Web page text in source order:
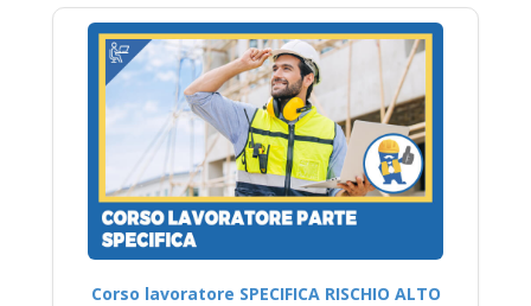
Corso lavoratore SPECIFICA RISCHIO ALTO